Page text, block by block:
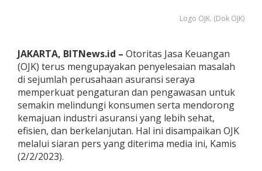
e
k
e
m
b
a
n
g
a
Logo OJK. (Dok OJK)
JAKARTA, BITNews.id – Otoritas Jasa Keuangan
(OJK) terus mengupayakan penyelesaian masalah
di sejumlah perusahaan asuransi seraya
memperkuat pengaturan dan pengawasan untuk
semakin melindungi konsumen serta mendorong
kemajuan industri asuransi yang lebih sehat,
efisien, dan berkelanjutan. Hal ini disampaikan OJK
melalui siaran pers yang diterima media ini, Kamis
(2/2/2023).